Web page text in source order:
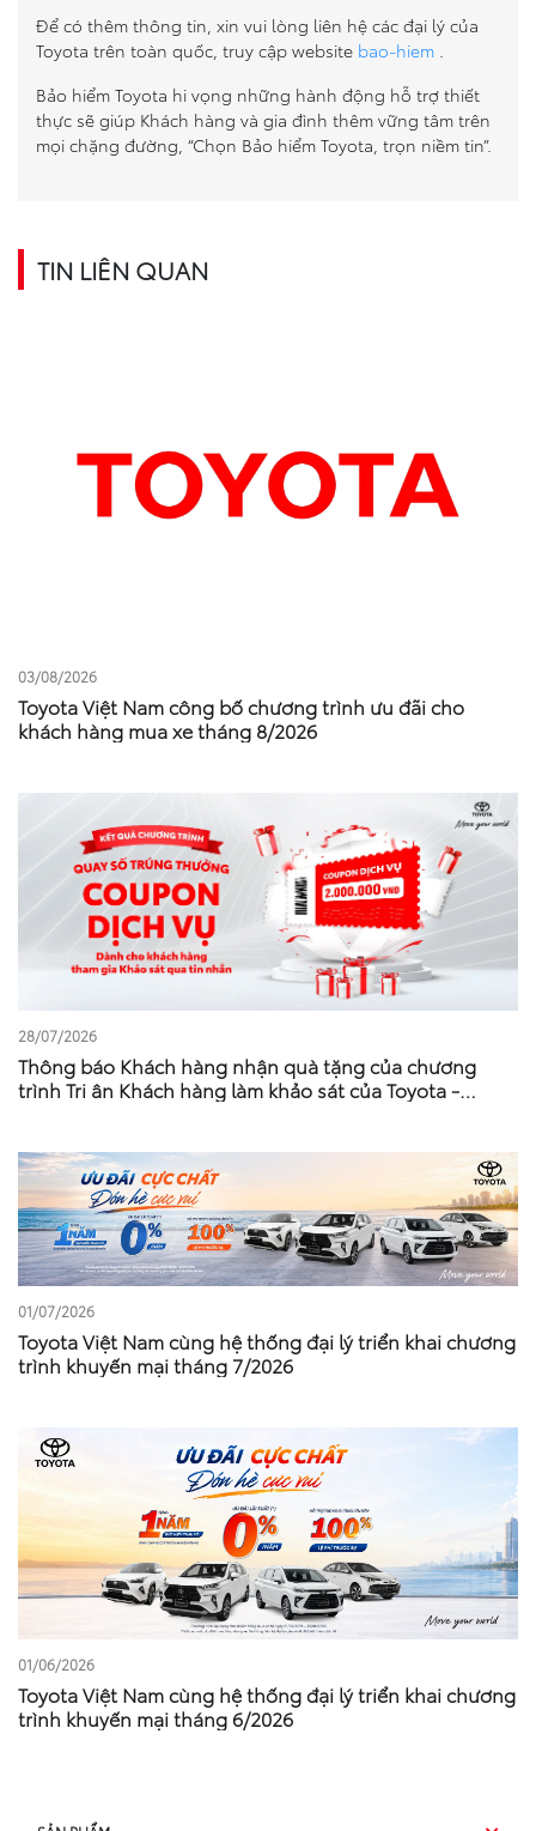
Để có thêm thông tin, xin vui lòng liên hệ các đại lý của
Toyota trên toàn quốc, truy cập website bao-hiem
Bảo hiểm Toyota hi vọng những hành động hỗ trợ thiết
thực sẽ giúp Khách hàng và gia đình thêm vững tâm trên
mọi chặng đường, “Chọn Bảo hiểm Toyota, trọn niềm tin”.
TIN LIÊN QUAN
03/08/2026
Toyota Việt Nam công bố chương trình ưu đãi cho
khách hàng mua xe tháng 8/2026
28/07/2026
Thông báo Khách hàng nhận quà tặng của chương
trình Tri ân Khách hàng làm khảo sát của Toyota -
01/07/2026
Toyota Việt Nam cùng hệ thống đại lý triển khai chương
trình khuyến mại tháng 7/2026
01/06/2026
Toyota Việt Nam cùng hệ thống đại lý triển khai chương
trình khuyến mại tháng 6/2026